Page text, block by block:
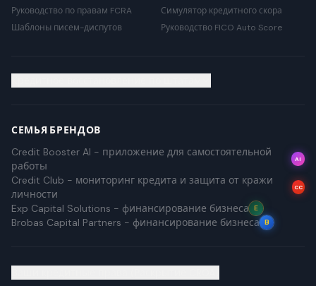
Руководство по правам FCRA
Симулятор кредитного скора
Шаблоны писем-диспутов
Руководство FICO Auto Score
СЕМЬЯ БРЕНДОВ
Credit Booster AI - приложение для самостоятельной
работы
AI
Credit Club - мониторинг кредита и защита от кражи
личности
CC
Exp Capital Solutions - финансирование бизнеса E
Brobas Capital Partners - финансирование бизнеса B